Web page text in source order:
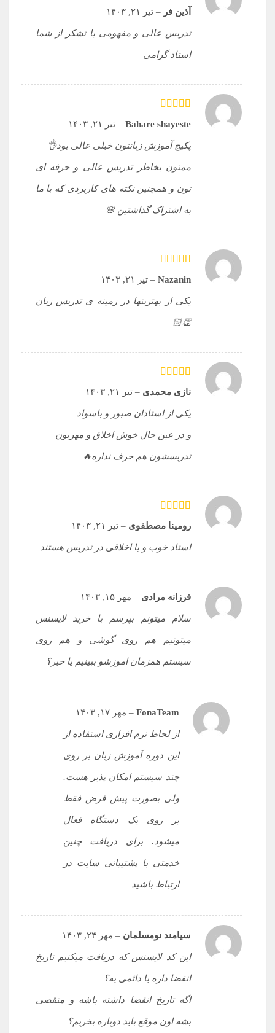
امتیاز
آذین فر – تیر ۲۱, ۱۴۰۳
تدریس عالی و مفهومی با تشکر از شما
استاد گرامی
Bahare shayeste
– تیر ۲۱, ۱۴۰۳
پکیج آموزش زبانتون خیلی عالی بود👌
ممنون بخاطر تدریس عالی و حرفه ای
تون و همچنین نکته های کاربردی که با ما
به اشتراک گذاشتین 🌸
امتیاز
Nazanin
– تیر ۲۱, ۱۴۰۳
یکی از بهترینها در زمینه ی تدریس زبان
👏🏻
امتیاز
نازی محمدی – تیر ۲۱, ۱۴۰۳
یکی از استادان صبور و باسواد
و در عین حال خوش اخلاق و مهربون
تدریسشون هم حرف نداره🔥
امتیاز
رومینا مصطفوی – تیر ۲۱, ۱۴۰۳
استاد خوب و با اخلاقی در تدریس هستند
فرزانه مرادی – مهر ۱۵, ۱۴۰۳
سلام میتونم بپرسم با خرید لایسنس
میتونیم هم روی گوشی و هم روی
سیستم همزمان اموزشو ببینیم یا خیر؟
FonaTeam
– مهر ۱۷, ۱۴۰۳
از لحاظ نرم افزاری استفاده از
این دوره آموزش زبان بر روی
چند سیستم امکان پذیر هست.
ولی بصورت پیش فرض فقط
بر روی یک دستگاه فعال
میشود. برای دریافت چنین
خدمتی با پشتیبانی سایت در
ارتباط باشید
سیامند نومسلمان – مهر ۲۴, ۱۴۰۳
این کد لایسنس که دریافت میکنیم تاریخ
انقضا داره یا دائمی یه؟
اگه تاریخ انقضا داشته باشه و منقضی
بشه اون موقع باید دوباره بخریم؟